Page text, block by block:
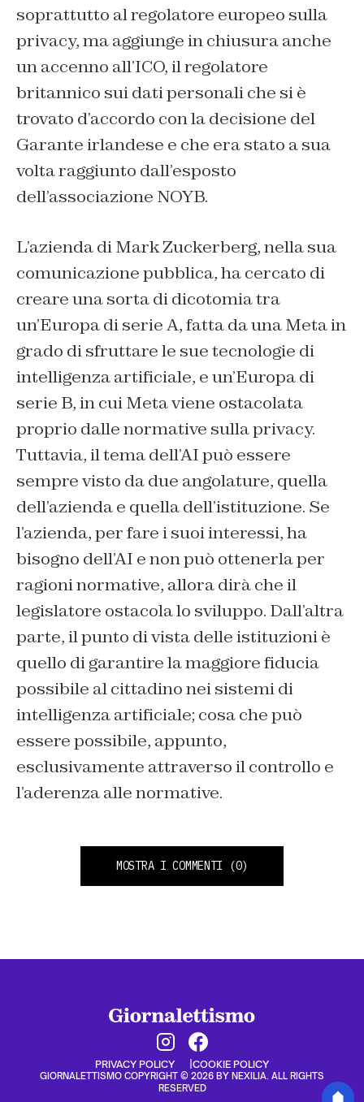
soprattutto al regolatore europeo sulla
privacy, ma aggiunge in chiusura anche
un accenno all’ICO, il regolatore
britannico sui dati personali che si è
trovato d’accordo con la decisione del
Garante irlandese e che era stato a sua
volta raggiunto dall’esposto
dell’associazione NOYB.
L’azienda di Mark Zuckerberg, nella sua
comunicazione pubblica, ha cercato di
creare una sorta di dicotomia tra
un’Europa di serie A, fatta da una Meta in
grado di sfruttare le sue tecnologie di
intelligenza artificiale, e un’Europa di
serie B, in cui Meta viene ostacolata
proprio dalle normative sulla privacy.
Tuttavia, il tema dell’AI può essere
sempre visto da due angolature, quella
dell’azienda e quella dell’istituzione. Se
l’azienda, per fare i suoi interessi, ha
bisogno dell’AI e non può ottenerla per
ragioni normative, allora dirà che il
legislatore ostacola lo sviluppo. Dall’altra
parte, il punto di vista delle istituzioni è
quello di garantire la maggiore fiducia
possibile al cittadino nei sistemi di
intelligenza artificiale; cosa che può
essere possibile, appunto,
esclusivamente attraverso il controllo e
l’aderenza alle normative.
MOSTRA I COMMENTI (0)
PRIVACY POLICY COOKIE POLICY
GIORNALETTISMO COPYRIGHT © 2026 BY NEXILIA. ALL RIGHTS
RESERVED